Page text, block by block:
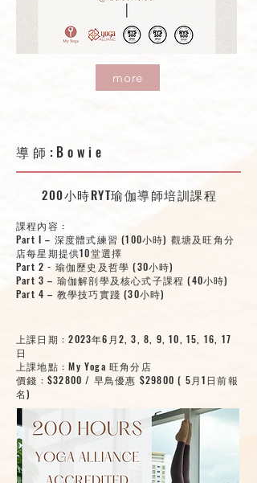
more
導師:Bowie
200小時RYT瑜伽導師培訓課程
課程內容 :
Part I – 深度體式練習 (100小時) 觀塘及旺角分
店每星期提供10堂選擇
Part 2 - 瑜伽歷史及哲學 (30小時)
Part 3 – 瑜伽解剖學及核心式子課程 (40小時)
Part 4 – 教學技巧實踐 (30小時)
上課日期 : 2023年6月2, 3, 8, 9, 10, 15, 16, 17
日
​上課地點 : My Yoga 旺角分店
價錢 : $32800 / 早鳥優惠 $29800 ( 5月1日前報
名)